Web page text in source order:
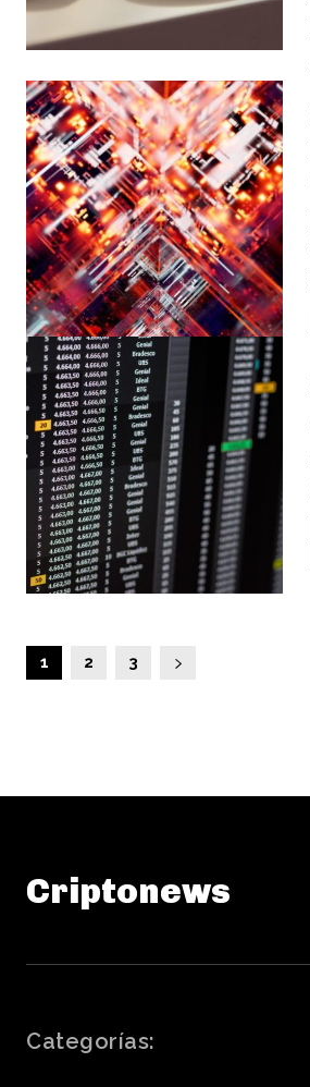
1 2 3
Criptonews
Categorías: